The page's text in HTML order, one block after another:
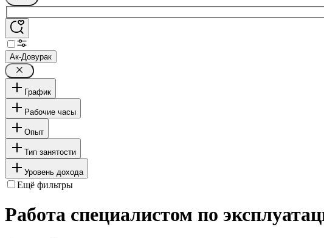
Ак-Довурак
График
Рабочие часы
Опыт
Тип занятости
Уровень дохода
Ещё фильтры
Работа специалистом по